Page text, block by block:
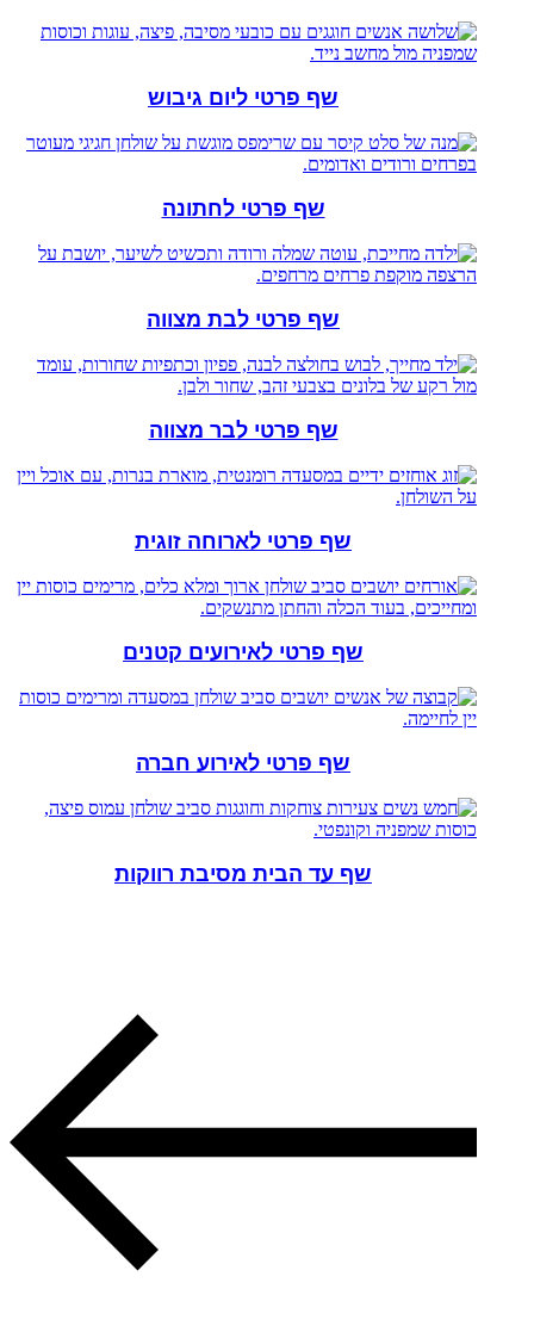
שף פרטי ליום גיבוש
שף פרטי לחתונה
שף פרטי לבת מצווה
שף פרטי לבר מצווה
שף פרטי לארוחה זוגית
שף פרטי לאירועים קטנים
שף פרטי לאירוע חברה
שף עד הבית מסיבת רווקות